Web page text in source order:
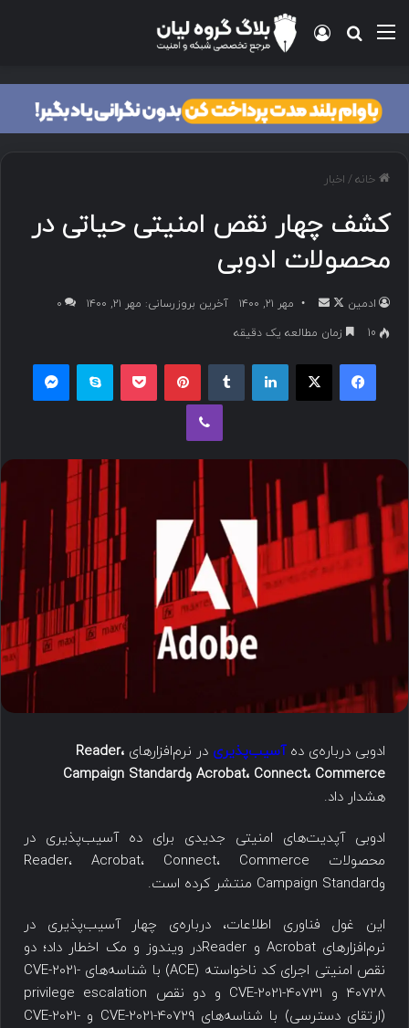
خانه/ اخبار
کشف چهار نقص امنیتی حیاتی در
محصولات ادوبی
ادمین مهر ۲۱, ۱۴۰۰ آخرین بروزرسانی: مهر ۲۱, ۱۴۰۰
۰
10
زمان مطالعه یک دقیقه
ادوبی درباره‌ی دهآسیب‌پذیری در نرم‌افزارهای Reader،
Acrobat، Connect، Commerce وCampaign Standard
هشدار داد.
ادوبی آپدیت‌های امنیتی جدیدی برای ده آسیب‌پذیری در
محصولات Reader، Acrobat، Connect، Commerce
وCampaign Standard منتشر کرده است.
این غول فناوری اطلاعات، درباره‌ی چهار آسیب‌پذیری در
نرم‌افزارهای Acrobat و Readerدر ویندوز و مک اخطار داد؛ دو
نقص امنیتی اجرای کد ناخواسته (ACE) با شناسه‌های CVE-2021-
40728 و CVE-2021-40731 و دو نقص privilege escalation
(ارتقای دسترسی) با شناسه‌های CVE-2021-40729 و CVE-2021-